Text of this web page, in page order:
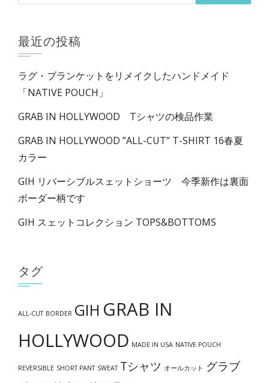
最近の投稿
ラグ・ブランケットをリメイクしたハンドメイド
「NATIVE POUCH」
GRAB IN HOLLYWOOD Tシャツの検品作業
GRAB IN HOLLYWOOD ”ALL-CUT” T-SHIRT 16春夏
カラー
GIH リバーシブルスェットショーツ 今季新作は裏面
ボーダー柄です
GIH スェットコレクション TOPS&BOTTOMS
タグ
ALL-CUT BORDER GIH GRAB IN
HOLLYWOOD MADE IN USA NATIVE POUCH
REVERSIBLE SHORT PANT SWEAT Tシャツ オールカット グラブ